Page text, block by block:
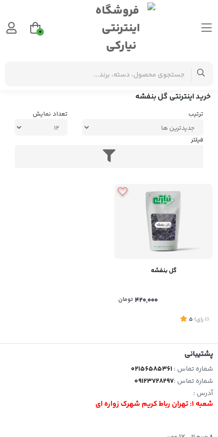
برچسب‌ها خرید اینترنتی گل بنفشه
خرید اینترنتی گل بنفشه
ترتیب تعداد نمایش
فیلتر
گل بنفشه
420,000 تومان
(1 رای)
5
پشتیبانی
شماره تماس :02156585361
شماره تماس :09123728297
آدرس :
شعبه 1: تهران رباط کریم شهرک زواره ای
0